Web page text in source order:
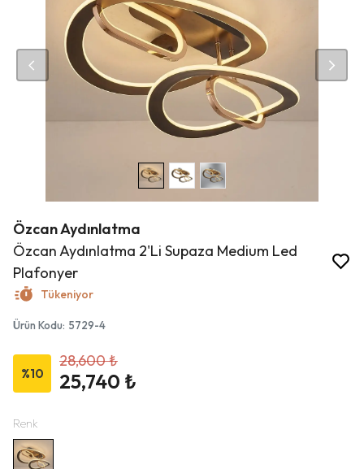
Özcan Aydınlatma
Özcan Aydınlatma 2'Li Supaza Medium Led
Plafonyer
Tükeniyor
Ürün Kodu: 5729-4
%10
28,600 ₺
25,740 ₺
Renk